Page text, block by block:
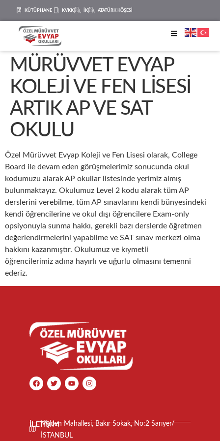
KÜTÜPHANE KVKK İK ATATÜRK KÖŞESİ
MÜRÜVVET EVYAP
KOLEJİ VE FEN LİSESİ
ARTIK AP VE SAT
OKULU
Özel Mürüvvet Evyap Koleji ve Fen Lisesi olarak, College
Board ile devam eden görüşmelerimiz sonucunda okul
kodumuzu alarak AP okullar listesinde yerimiz almış
bulunmaktayız. Okulumuz Level 2 kodu alarak tüm AP
derslerini verebilme, tüm AP sınavlarını kendi bünyesindeki
kendi öğrencilerine ve okul dışı öğrencilere Exam-only
opsiyonuyla sunma hakkı, gerekli bazı derslerde öğretmen
değerlendirmelerini yapabilme ve SAT sınav merkezi olma
hakkını kazanmıştır. Okulumuz ve kıymetli
öğrencilerimiz adına hayırlı ve uğurlu olmasını temenni
ederiz.
İLETİŞİM
Maden Mahallesi, Bakır Sokak, No:2 Sarıyer/
İSTANBUL